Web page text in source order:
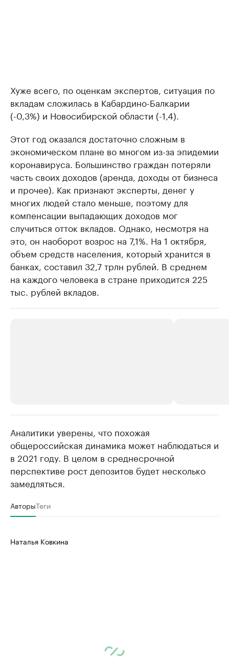
Хуже всего, по оценкам экспертов, ситуация по
вкладам сложилась в Кабардино-Балкарии
(-0,3%) и Новосибирской области (-1,4).
Этот год оказался достаточно сложным в
экономическом плане во многом из-за эпидемии
коронавируса. Большинство граждан потеряли
часть своих доходов (аренда, доходы от бизнеса
и прочее). Как признают эксперты, денег у
многих людей стало меньше, поэтому для
компенсации выпадающих доходов мог
случиться отток вкладов. Однако, несмотря на
это, он наоборот возрос на 7,1%. На 1 октября,
объем средств населения, который хранится в
банках, составил 32,7 трлн рублей. В среднем
на каждого человека в стране приходится 225
тыс. рублей вкладов.
Делитесь новостями бизнеса на РБК
Управляйте страницей компании и развивайте личные
Крупнейшие
Ознакомьтесь с
Аналитики уверены, что похожая
общероссийская динамика может наблюдаться и
в 2021 году. В целом в среднесрочной
перспективе рост депозитов будет несколько
замедляться.
АвторыТеги
Наталья Ковкина